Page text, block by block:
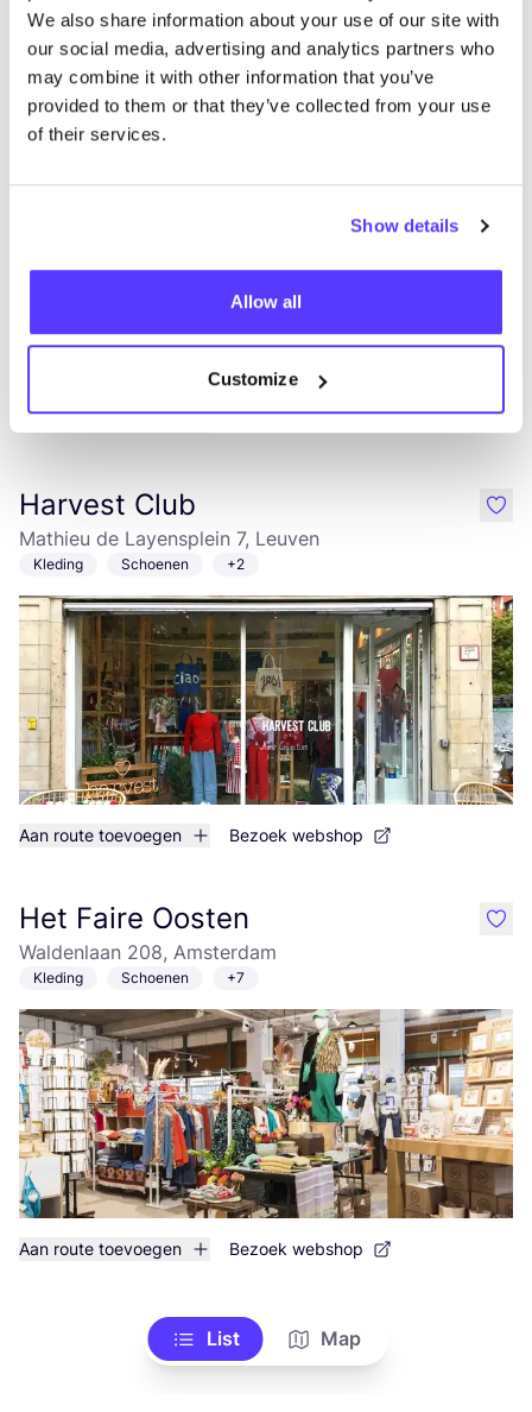
We also share information about your use of our site with
our social media, advertising and analytics partners who
may combine it with other information that you’ve
provided to them or that they’ve collected from your use
of their services.
Show details
Allow all
Customize
Aan route toevoegen
My Melonade
Merestraat 8, Riemst
Aan route toevoegen Bezoek webshop
Harvest Club
Mathieu de Layensplein 7, Leuven
Kleding Schoenen +2
Aan route toevoegen Bezoek webshop
like
Het Faire Oosten
Waldenlaan 208, Amsterdam
Kleding Schoenen +7
Aan route toevoegen Bezoek webshop
like
List Map